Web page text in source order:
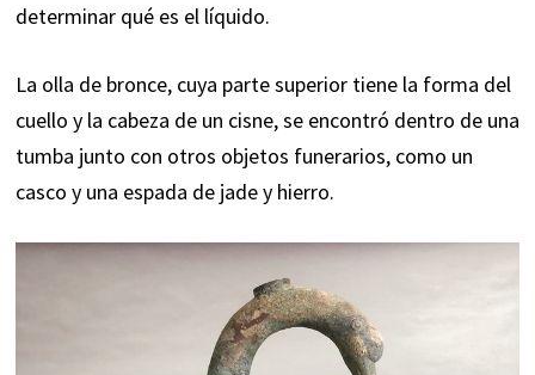
determinar qué es el líquido.
La olla de bronce, cuya parte superior tiene la forma del
cuello y la cabeza de un cisne, se encontró dentro de una
tumba junto con otros objetos funerarios, como un
casco y una espada de jade y hierro.